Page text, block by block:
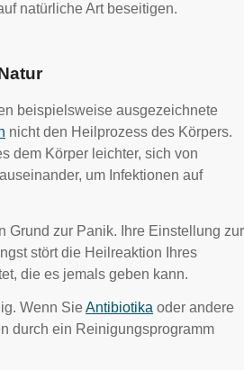
natürliche Art beseitigen.
beispielsweise ausgezeichnete
nicht den Heilprozess des Körpers.
dem Körper leichter, sich von
um Infektionen auf
Grund zur Panik. Ihre Einstellung zur
stört die Heilreaktion Ihres
die es jemals geben kann.
Wenn SieAntibiotika oder andere
durch ein Reinigungsprogramm